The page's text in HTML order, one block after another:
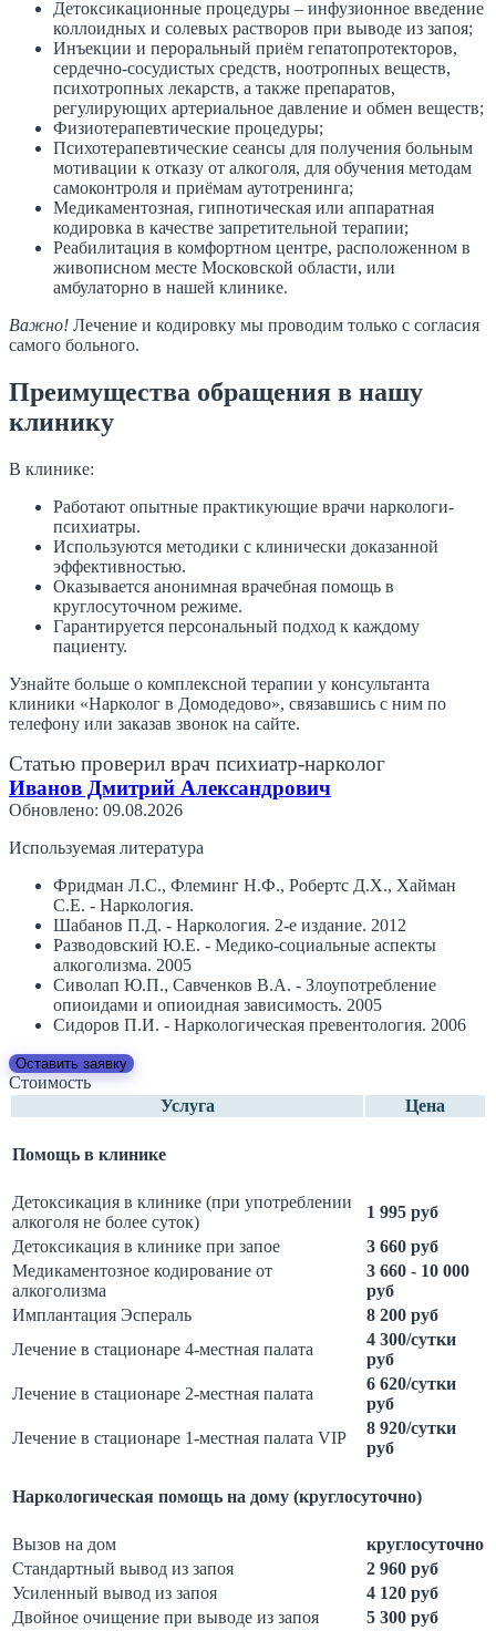
Детоксикационные процедуры – инфузионное введение
коллоидных и солевых растворов при выводе из запоя;
Инъекции и пероральный приём гепатопротекторов,
сердечно-сосудистых средств, ноотропных веществ,
психотропных лекарств, а также препаратов,
регулирующих артериальное давление и обмен веществ;
Физиотерапевтические процедуры;
Психотерапевтические сеансы для получения больным
мотивации к отказу от алкоголя, для обучения методам
самоконтроля и приёмам аутотренинга;
Медикаментозная, гипнотическая или аппаратная
кодировка в качестве запретительной терапии;
Реабилитация в комфортном центре, расположенном в
живописном месте Московской области, или
амбулаторно в нашей клинике.
Важно! Лечение и кодировку мы проводим только с согласия
самого больного.
Преимущества обращения в нашу
клинику
В клинике:
Работают опытные практикующие врачи наркологи-
психиатры.
Используются методики с клинически доказанной
эффективностью.
Оказывается анонимная врачебная помощь в
круглосуточном режиме.
Гарантируется персональный подход к каждому
пациенту.
Узнайте больше о комплексной терапии у консультанта
клиники «Нарколог в Домодедово», связавшись с ним по
телефону или заказав звонок на сайте.
Статью проверил врач психиатр-нарколог
Иванов Дмитрий Александрович
Обновлено: 09.08.2026
Используемая литература
Фридман Л.С., Флеминг Н.Ф., Робертс Д.Х., Хайман
С.Е. - Наркология.
Шабанов П.Д. - Наркология. 2-е издание. 2012
Разводовский Ю.Е. - Медико-социальные аспекты
алкоголизма. 2005
Сиволап Ю.П., Савченков В.А. - Злоупотребление
опиоидами и опиоидная зависимость. 2005
Сидоров П.И. - Наркологическая превентология. 2006
Оставить заявку
Стоимость
Услуга
Цена
Помощь в клинике
Детоксикация в клинике (при употреблении
алкоголя не более суток)
1 995 руб
Детоксикация в клинике при запое
3 660 руб
Медикаментозное кодирование от
алкоголизма
3 660 - 10 000
руб
Имплантация Эспераль
8 200 руб
Лечение в стационаре 4-местная палата
4 300/сутки
руб
Лечение в стационаре 2-местная палата
6 620/сутки
руб
Лечение в стационаре 1-местная палата VIP
8 920/сутки
руб
Наркологическая помощь на дому (круглосуточно)
Вызов на дом
круглосуточно
Стандартный вывод из запоя
2 960 руб
Усиленный вывод из запоя
4 120 руб
Двойное очищение при выводе из запоя
5 300 руб